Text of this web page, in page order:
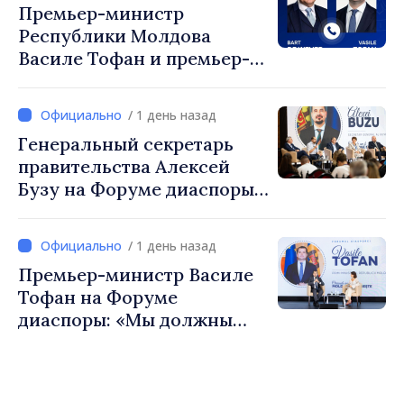
Премьер-министр
Республики Молдова
Василе Тофан и премьер-
Вевер обсудили
европейский путь
Республики Молдова
/ 1 день назад
Генеральный секретарь
правительства Алексей
Бузу на Форуме диаспоры:
чтобы строить более
сильные сообщества»
/ 1 день назад
Премьер-министр Василе
Тофан на Форуме
диаспоры: «Мы должны